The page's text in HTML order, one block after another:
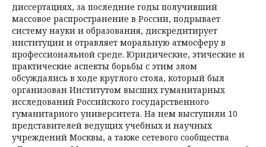
диссертациях, за последние годы получивший
массовое распространение в России, подрывает
систему науки и образования, дискредитирует
институции и отравляет моральную атмосферу в
профессиональной среде. Юридические, этические и
практические аспекты борьбы с этим злом
обсуждались в ходе круглого стола, который был
организован Институтом высших гуманитарных
исследований Российского государственного
гуманитарного университета. На нем выступили 10
представителей ведущих учебных и научных
учреждений Москвы, а также сетевого сообщества